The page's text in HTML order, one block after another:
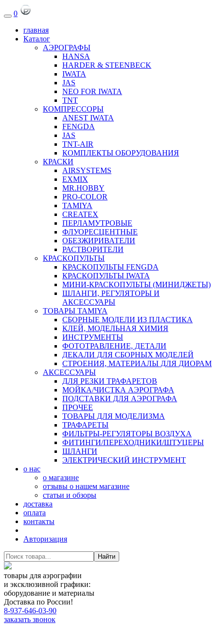
0
главная
Каталог
АЭРОГРАФЫ
HANSA
HARDER & STEENBECK
IWATA
JAS
NEO FOR IWATA
TNT
КОМПРЕССОРЫ
ANEST IWATA
FENGDA
JAS
TNT-AIR
КОМПЛЕКТЫ ОБОРУДОВАНИЯ
КРАСКИ
AIRSYSTEMS
EXMIX
MR.HOBBY
PRO-COLOR
TAMIYA
CREATEX
ПЕРЛАМУТРОВЫЕ
ФЛУОРЕСЦЕНТНЫЕ
ОБЕЗЖИРИВАТЕЛИ
РАСТВОРИТЕЛИ
КРАСКОПУЛЬТЫ
КРАСКОПУЛЬТЫ FENGDA
КРАСКОПУЛЬТЫ IWATA
МИНИ-КРАСКОПУЛЬТЫ (МИНИДЖЕТЫ)
ШЛАНГИ, РЕГУЛЯТОРЫ И
АКСЕССУАРЫ
ТОВАРЫ TAMIYA
СБОРНЫЕ МОДЕЛИ ИЗ ПЛАСТИКА
КЛЕЙ, МОДЕЛЬНАЯ ХИМИЯ
ИНСТРУМЕНТЫ
ФОТОТРАВЛЕНИЕ, ДЕТАЛИ
ДЕКАЛИ ДЛЯ СБОРНЫХ МОДЕЛЕЙ
СТРОЕНИЯ, МАТЕРИАЛЫ ДЛЯ ДИОРАМ
АКСЕССУАРЫ
ДЛЯ РЕЗКИ ТРАФАРЕТОВ
МОЙКА/ЧИСТКА АЭРОГРАФА
ПОДСТАВКИ ДЛЯ АЭРОГРАФА
ПРОЧЕЕ
ТОВАРЫ ДЛЯ МОДЕЛИЗМА
ТРАФАРЕТЫ
ФИЛЬТРЫ-РЕГУЛЯТОРЫ ВОЗДУХА
ФИТИНГИ/ПЕРЕХОДНИКИ/ШТУЦЕРЫ
ШЛАНГИ
ЭЛЕКТРИЧЕСКИЙ ИНСТРУМЕНТ
о нас
о магазине
отзывы о нашем магазине
статьи и обзоры
доставка
оплата
контакты
Авторизация
Найти
товары для аэрографии
и эксклюзивной графики:
оборудование и материалы
Доставка по России!
8-937-646-03-90
заказать звонок